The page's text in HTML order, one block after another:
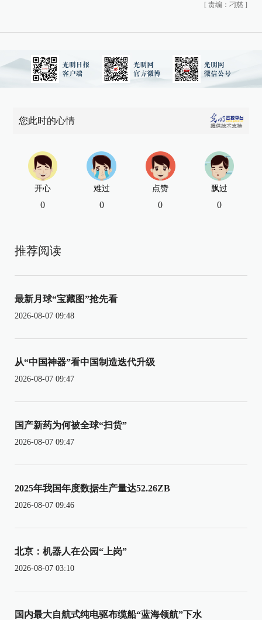
[ 责编：刁慈 ]
您此时的心情
开心
0
难过
0
点赞
0
飘过
0
推荐阅读
最新月球“宝藏图”抢先看
2026-08-07 09:48
从“中国神器”看中国制造迭代升级
2026-08-07 09:47
国产新药为何被全球“扫货”
2026-08-07 09:47
2025年我国年度数据生产量达52.26ZB
2026-08-07 09:46
北京：机器人在公园“上岗”
2026-08-07 03:10
国内最大自航式纯电驱布缆船“蓝海领航”下水